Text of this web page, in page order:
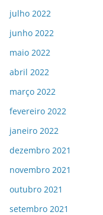
julho 2022
junho 2022
maio 2022
abril 2022
março 2022
fevereiro 2022
janeiro 2022
dezembro 2021
novembro 2021
outubro 2021
setembro 2021